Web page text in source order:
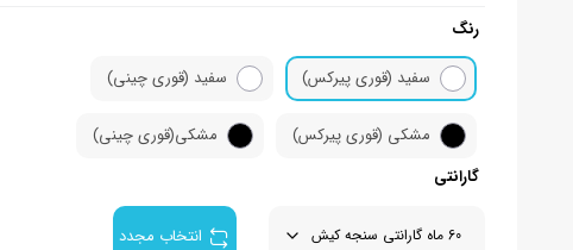
زودپز
وافل ساز
چای ساز
لوازم
رنگ
سفید (قوری پیرکس)
سفید (قوری چینی)
مشکی (‌قوری پیرکس)
مشکی(قوری چینی)
گارانتی
انتخاب مجدد